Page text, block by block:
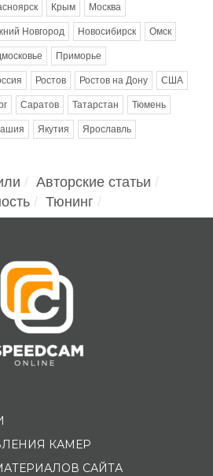
Крым Москва
Новгород Новосибирск Омск
Приморье
Ростов Ростов на Дону США
Саратов Татарстан Тюмень
Якутия Ярославль
Авторские статьи
Тюнинг
КАМЕР
САЙТА